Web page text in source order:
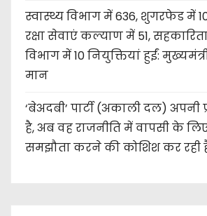
स्वास्थ्य विभाग में 636, शुगरफेड में
रक्षा सेवाएं कल्याण में 51,
विभाग में 10 नियुक्तियां हुईं:
मान
‘बेअदबी’ पार्टी (अकाली दल) अपनी
है, अब वह राजनीति में वापसी के
समझौता करने की कोशिश कर